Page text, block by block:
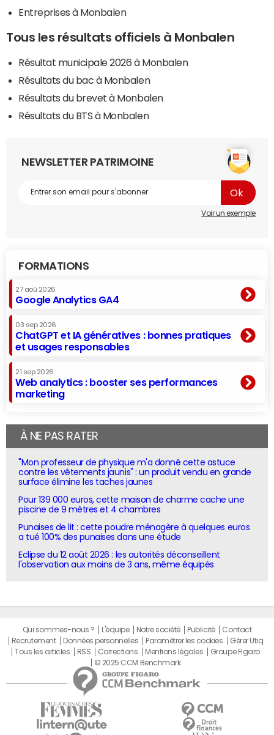
Entreprises à Monbalen
Tous les résultats officiels à Monbalen
Résultat municipale 2026 à Monbalen
Résultats du bac à Monbalen
Résultats du brevet à Monbalen
Résultats du BTS à Monbalen
NEWSLETTER PATRIMOINE
Voir un exemple
FORMATIONS
27 aoû 2026
Google Analytics GA4
03 sep 2026
ChatGPT et IA génératives : bonnes pratiques
et usages responsables
21 sep 2026
Web analytics : booster ses performances
marketing
À NE PAS RATER
"Mon professeur de physique m'a donné cette astuce
contre les vêtements jaunis" : un produit vendu en grande
surface élimine les taches jaunes
Pour 139 000 euros, cette maison de charme cache une
piscine de 9 mètres et 4 chambres
Punaises de lit : cette poudre ménagère à quelques euros
a tué 100% des punaises dans une étude
Eclipse du 12 août 2026 : les autorités déconseillent
l'observation aux moins de 3 ans, même équipés
Qui sommes-nous ? L'équipe Notre société Publicité
Contact
Recrutement
Données personnelles Paramétrer les cookies
Gérer Utiq
Tous les articles
RSS Corrections Mentions légales
Groupe Figaro
© 2025 CCM Benchmark